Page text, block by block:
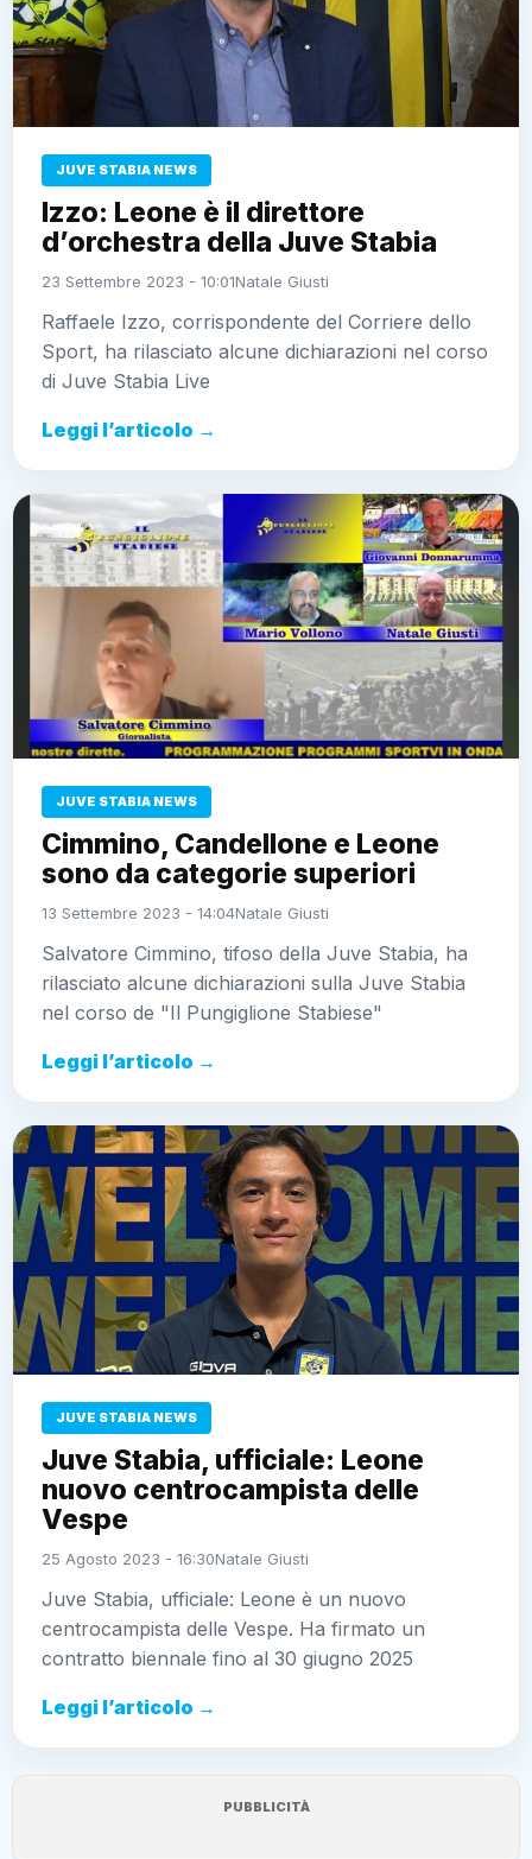
JUVE STABIA NEWS
Izzo: Leone è il direttore
d’orchestra della Juve Stabia
23 Settembre 2023 - 10:01Natale Giusti
Raffaele Izzo, corrispondente del Corriere dello
Sport, ha rilasciato alcune dichiarazioni nel corso
di Juve Stabia Live
Leggi l’articolo →
JUVE STABIA NEWS
Cimmino, Candellone e Leone
sono da categorie superiori
13 Settembre 2023 - 14:04Natale Giusti
Salvatore Cimmino, tifoso della Juve Stabia, ha
rilasciato alcune dichiarazioni sulla Juve Stabia
nel corso de "Il Pungiglione Stabiese"
Leggi l’articolo →
JUVE STABIA NEWS
Juve Stabia, ufficiale: Leone
nuovo centrocampista delle
Vespe
25 Agosto 2023 - 16:30Natale Giusti
Juve Stabia, ufficiale: Leone è un nuovo
centrocampista delle Vespe. Ha firmato un
contratto biennale fino al 30 giugno 2025
Leggi l’articolo →
PUBBLICITÀ